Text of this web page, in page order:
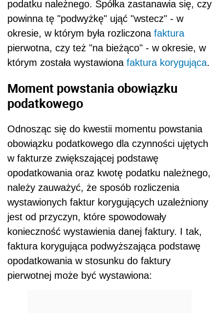
podatku należnego. Spółka zastanawia się, czy
powinna tę "podwyżkę" ująć "wstecz" - w
okresie, w którym była rozliczona faktura
pierwotna, czy też "na bieżąco" - w okresie, w
którym została wystawiona faktura korygująca.
Moment powstania obowiązku
podatkowego
Odnosząc się do kwestii momentu powstania
obowiązku podatkowego dla czynności ujętych
w fakturze zwiększającej podstawę
opodatkowania oraz kwotę podatku należnego,
należy zauważyć, że sposób rozliczenia
wystawionych faktur korygujących uzależniony
jest od przyczyn, które spowodowały
konieczność wystawienia danej faktury. I tak,
faktura korygująca podwyższająca podstawę
opodatkowania w stosunku do faktury
pierwotnej może być wystawiona: